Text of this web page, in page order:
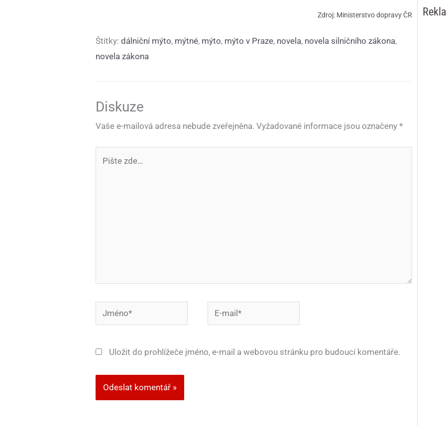
Zdroj: Ministerstvo dopravy ČR
Štítky: dálniční mýto, mýtné, mýto, mýto v Praze, novela, novela silničního zákona,
novela zákona
Diskuze
Vaše e-mailová adresa nebude zveřejněna. Vyžadované informace jsou označeny *
Jméno*
mail*
Uložit do prohlížeče jméno, e-mail a webovou stránku pro budoucí komentáře.